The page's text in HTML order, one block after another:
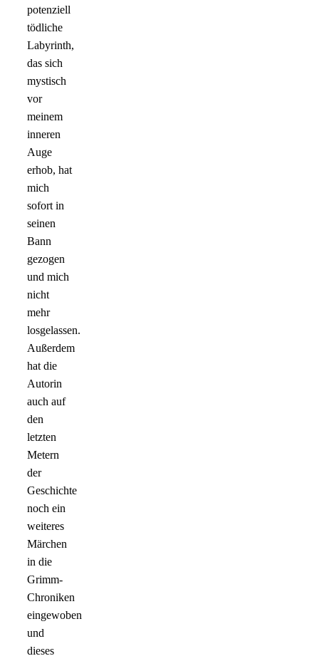
potenziell
tödliche
Labyrinth,
das sich
mystisch
vor
meinem
inneren
Auge
erhob, hat
mich
sofort in
seinen
Bann
gezogen
und mich
nicht
mehr
losgelassen.
Außerdem
hat die
Autorin
auch auf
den
letzten
Metern
der
Geschichte
noch ein
weiteres
Märchen
in die
Grimm-
Chroniken
eingewoben
und
dieses